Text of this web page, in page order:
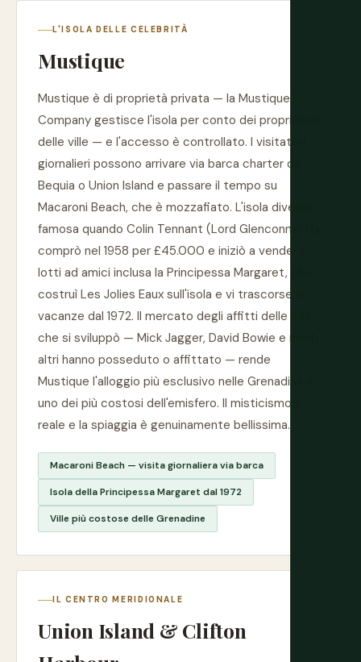
L'ISOLA DELLE CELEBRITÀ
Mustique
Mustique è di proprietà privata — la Mustique
Company gestisce l'isola per conto dei proprietari
delle ville — e l'accesso è controllato. I visitatori
giornalieri possono arrivare via barca charter da
Bequia o Union Island e passare il tempo su
Macaroni Beach, che è mozzafiato. L'isola divenne
famosa quando Colin Tennant (Lord Glenconner) la
comprò nel 1958 per £45.000 e iniziò a vendere
lotti ad amici inclusa la Principessa Margaret, che
costruì Les Jolies Eaux sull'isola e vi trascorse le
vacanze dal 1972. Il mercato degli affitti delle ville
che si sviluppò — Mick Jagger, David Bowie e molti
altri hanno posseduto o affittato — rende
Mustique l'alloggio più esclusivo nelle Grenadine e
uno dei più costosi dell'emisfero. Il misticismo è
reale e la spiaggia è genuinamente bellissima.
Macaroni Beach — visita giornaliera via barca
Isola della Principessa Margaret dal 1972
Ville più costose delle Grenadine
IL CENTRO MERIDIONALE
Union Island & Clifton